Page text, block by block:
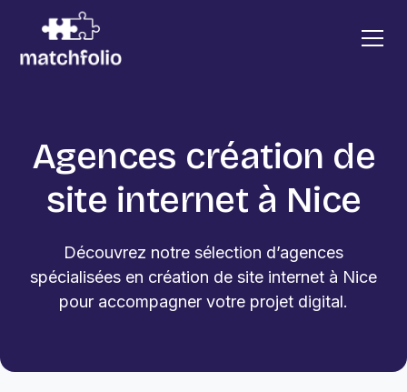
Agences création de
site internet à Nice
Découvrez notre sélection d’agences
spécialisées en création de site internet à Nice
pour accompagner votre projet digital.